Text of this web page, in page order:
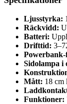
Ljusstyrka:
Räckvidd:
Batteri:
Drifttid:
Sidolampa i
Mått: 18 cm
Funktioner: